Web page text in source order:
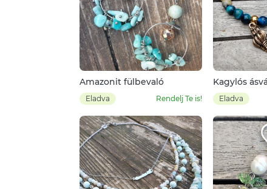
Amazonit fülbevaló
Eladva Rendelj Te is!
Kagylós
karkötő
Eladva